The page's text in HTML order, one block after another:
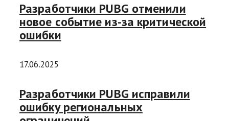
Разработчики PUBG отменили
новое событие из-за критической
ошибки
17.06.2025
Разработчики PUBG исправили
ошибку региональных